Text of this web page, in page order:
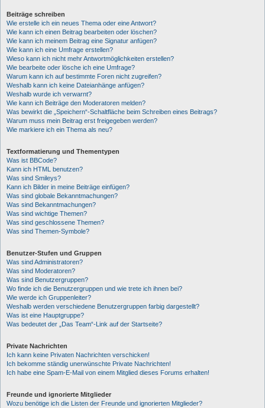
Beiträge schreiben
Wie erstelle ich ein neues Thema oder eine Antwort?
Wie kann ich einen Beitrag bearbeiten oder löschen?
Wie kann ich meinem Beitrag eine Signatur anfügen?
Wie kann ich eine Umfrage erstellen?
Wieso kann ich nicht mehr Antwortmöglichkeiten erstellen?
Wie bearbeite oder lösche ich eine Umfrage?
Warum kann ich auf bestimmte Foren nicht zugreifen?
Weshalb kann ich keine Dateianhänge anfügen?
Weshalb wurde ich verwarnt?
Wie kann ich Beiträge den Moderatoren melden?
Was bewirkt die „Speichern“-Schaltfläche beim Schreiben eines Beitrags?
Warum muss mein Beitrag erst freigegeben werden?
Wie markiere ich ein Thema als neu?
Textformatierung und Thementypen
Was ist BBCode?
Kann ich HTML benutzen?
Was sind Smileys?
Kann ich Bilder in meine Beiträge einfügen?
Was sind globale Bekanntmachungen?
Was sind Bekanntmachungen?
Was sind wichtige Themen?
Was sind geschlossene Themen?
Was sind Themen-Symbole?
Benutzer-Stufen und Gruppen
Was sind Administratoren?
Was sind Moderatoren?
Was sind Benutzergruppen?
Wo finde ich die Benutzergruppen und wie trete ich ihnen bei?
Wie werde ich Gruppenleiter?
Weshalb werden verschiedene Benutzergruppen farbig dargestellt?
Was ist eine Hauptgruppe?
Was bedeutet der „Das Team“-Link auf der Startseite?
Private Nachrichten
Ich kann keine Privaten Nachrichten verschicken!
Ich bekomme ständig unerwünschte Private Nachrichten!
Ich habe eine Spam-E-Mail von einem Mitglied dieses Forums erhalten!
Freunde und ignorierte Mitglieder
Wozu benötige ich die Listen der Freunde und ignorierten Mitglieder?